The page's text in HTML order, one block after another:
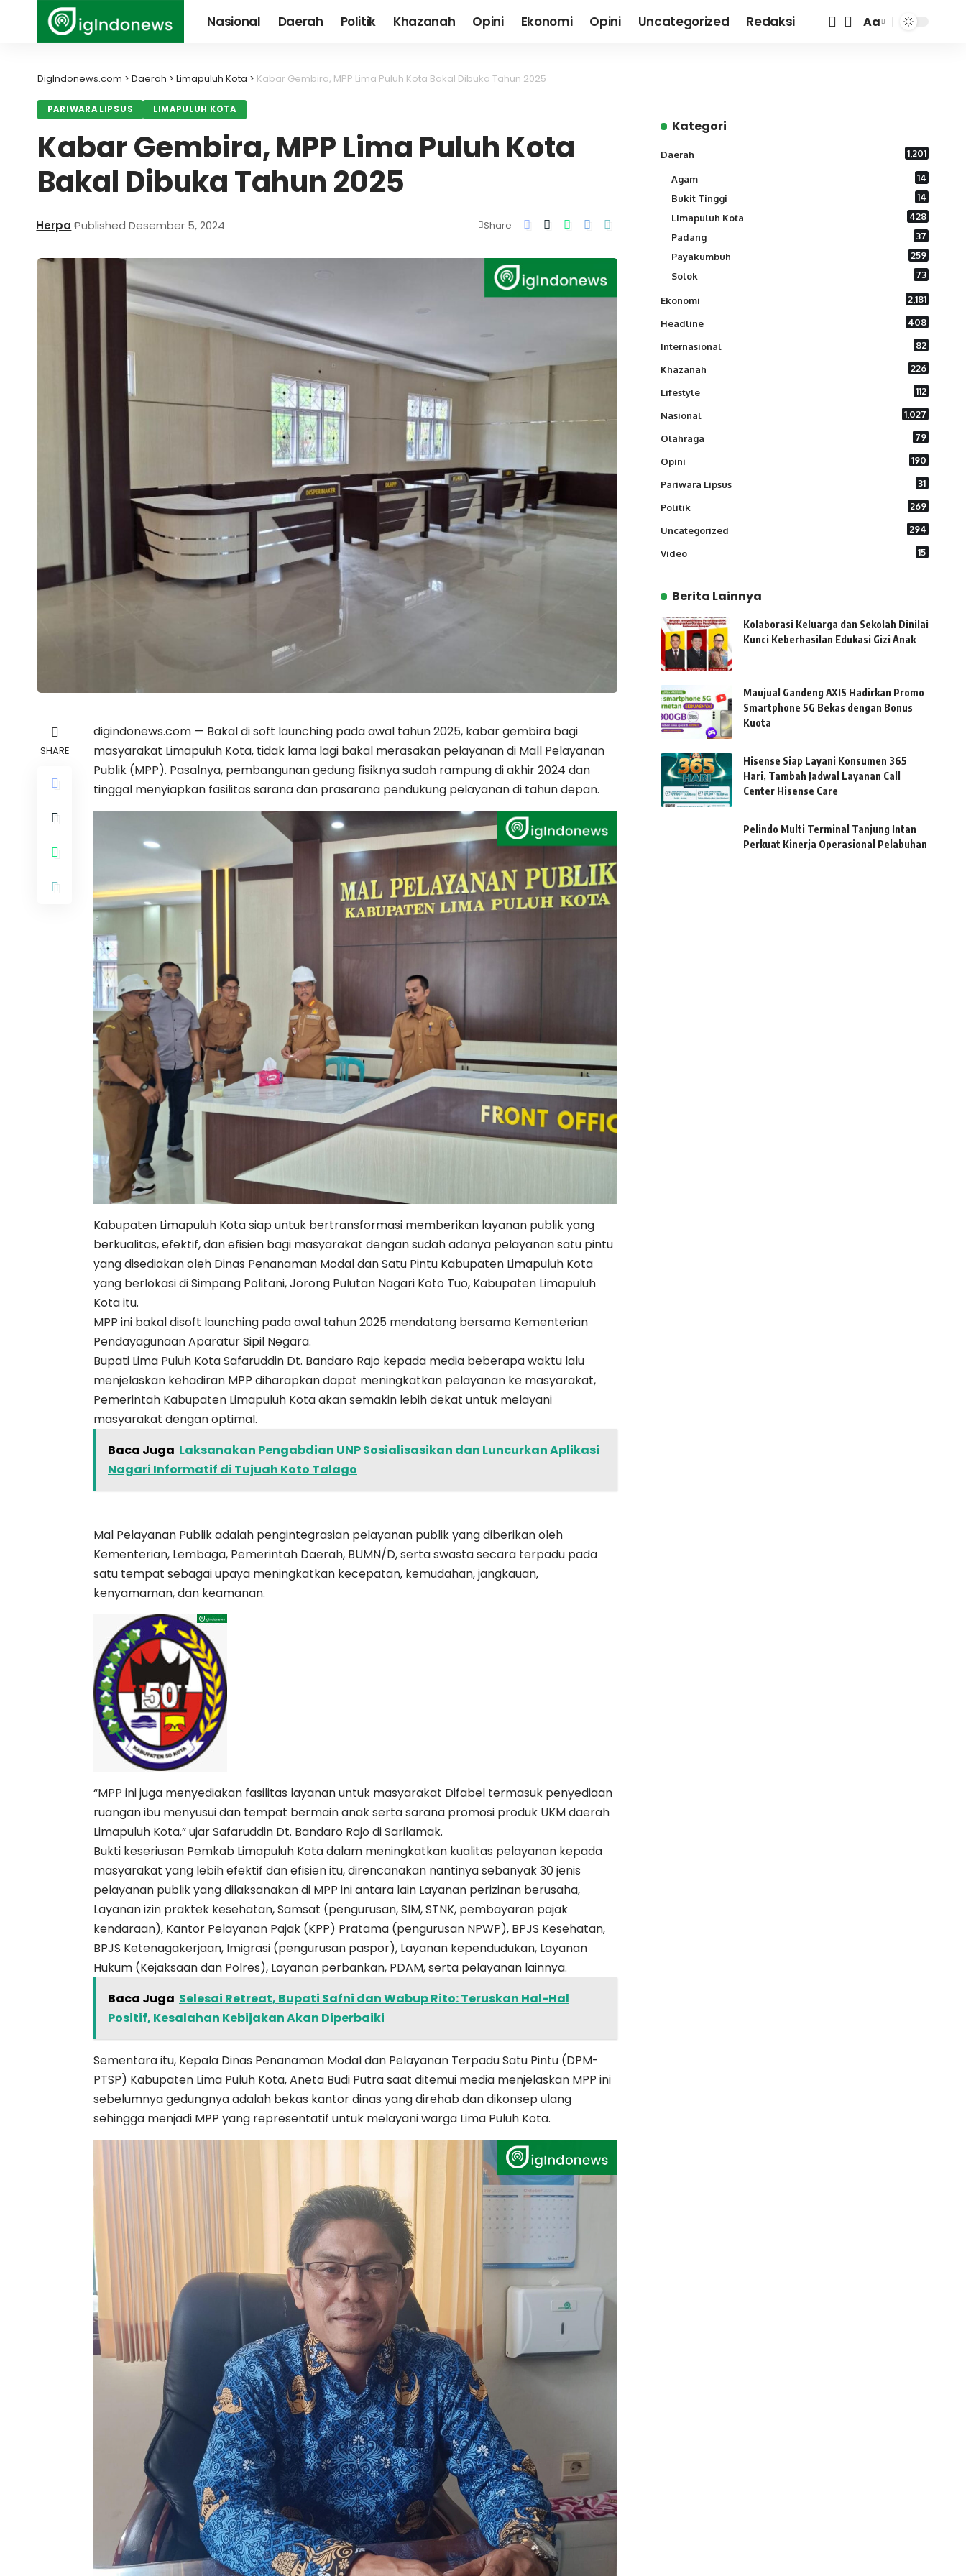
Nasional Daerah Politik Khazanah Opini Ekonomi Opini Uncategorized Redaksi
Font
Aa
DigIndonews.com > Daerah > Limapuluh Kota > Kabar Gembira, MPP Lima Puluh Kota Bakal Dibuka Tahun 2025
PARIWARA LIPSUS LIMAPULUH KOTA
Kabar Gembira, MPP Lima Puluh Kota
Bakal Dibuka Tahun 2025
Herpa Published Desember 5, 2024 Share
SHARE
digindonews.com — Bakal di soft launching pada awal tahun 2025, kabar gembira bagi
masyarakat Limapuluh Kota, tidak lama lagi bakal merasakan pelayanan di Mall Pelayanan
Publik (MPP). Pasalnya, pembangunan gedung fisiknya sudah rampung di akhir 2024 dan
tinggal menyiapkan fasilitas sarana dan prasarana pendukung pelayanan di tahun depan.
Kabupaten Limapuluh Kota siap untuk bertransformasi memberikan layanan publik yang
berkualitas, efektif, dan efisien bagi masyarakat dengan sudah adanya pelayanan satu pintu
yang disediakan oleh Dinas Penanaman Modal dan Satu Pintu Kabupaten Limapuluh Kota
yang berlokasi di Simpang Politani, Jorong Pulutan Nagari Koto Tuo, Kabupaten Limapuluh
Kota itu.
MPP ini bakal disoft launching pada awal tahun 2025 mendatang bersama Kementerian
Pendayagunaan Aparatur Sipil Negara.
Bupati Lima Puluh Kota Safaruddin Dt. Bandaro Rajo kepada media beberapa waktu lalu
menjelaskan kehadiran MPP diharapkan dapat meningkatkan pelayanan ke masyarakat,
Pemerintah Kabupaten Limapuluh Kota akan semakin lebih dekat untuk melayani
masyarakat dengan optimal.
Baca Juga Laksanakan Pengabdian UNP Sosialisasikan dan Luncurkan Aplikasi
Nagari Informatif di Tujuah Koto Talago
Mal Pelayanan Publik adalah pengintegrasian pelayanan publik yang diberikan oleh
Kementerian, Lembaga, Pemerintah Daerah, BUMN/D, serta swasta secara terpadu pada
satu tempat sebagai upaya meningkatkan kecepatan, kemudahan, jangkauan,
kenyamaman, dan keamanan.
“MPP ini juga menyediakan fasilitas layanan untuk masyarakat Difabel termasuk penyediaan
ruangan ibu menyusui dan tempat bermain anak serta sarana promosi produk UKM daerah
Limapuluh Kota,” ujar Safaruddin Dt. Bandaro Rajo di Sarilamak.
Bukti keseriusan Pemkab Limapuluh Kota dalam meningkatkan kualitas pelayanan kepada
masyarakat yang lebih efektif dan efisien itu, direncanakan nantinya sebanyak 30 jenis
pelayanan publik yang dilaksanakan di MPP ini antara lain Layanan perizinan berusaha,
Layanan izin praktek kesehatan, Samsat (pengurusan, SIM, STNK, pembayaran pajak
kendaraan), Kantor Pelayanan Pajak (KPP) Pratama (pengurusan NPWP), BPJS Kesehatan,
BPJS Ketenagakerjaan, Imigrasi (pengurusan paspor), Layanan kependudukan, Layanan
Hukum (Kejaksaan dan Polres), Layanan perbankan, PDAM, serta pelayanan lainnya.
Baca Juga Selesai Retreat, Bupati Safni dan Wabup Rito: Teruskan Hal-Hal
Positif, Kesalahan Kebijakan Akan Diperbaiki
Sementara itu, Kepala Dinas Penanaman Modal dan Pelayanan Terpadu Satu Pintu (DPM-
PTSP) Kabupaten Lima Puluh Kota, Aneta Budi Putra saat ditemui media menjelaskan MPP ini
sebelumnya gedungnya adalah bekas kantor dinas yang direhab dan dikonsep ulang
sehingga menjadi MPP yang representatif untuk melayani warga Lima Puluh Kota.
Kategori
Daerah 1,201
Agam
14
Bukit Tinggi
14
Limapuluh Kota
428
Padang
37
Payakumbuh
259
Solok
73
Ekonomi 2,181
Headline 408
Internasional 82
Khazanah 226
Lifestyle 112
Nasional 1,027
Olahraga 79
Opini 190
Pariwara Lipsus 31
Politik 269
Uncategorized 294
Video 15
Berita Lainnya
Kolaborasi Keluarga dan Sekolah Dinilai
Kunci Keberhasilan Edukasi Gizi Anak
Maujual Gandeng AXIS Hadirkan Promo
Smartphone 5G Bekas dengan Bonus
Kuota
Hisense Siap Layani Konsumen 365
Hari, Tambah Jadwal Layanan Call
Center Hisense Care
Pelindo Multi Terminal Tanjung Intan
Perkuat Kinerja Operasional Pelabuhan